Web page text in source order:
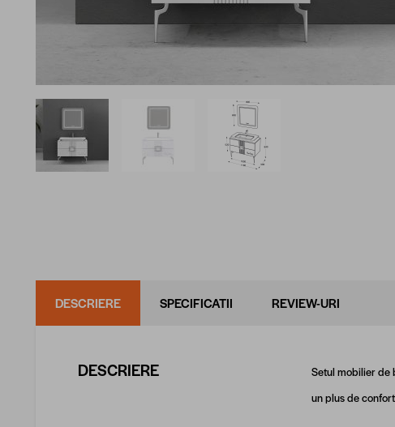
View larger imageView larger imageView larger image
DESCRIERE SPECIFICATII REVIEW-URI
DESCRIERE
Setul mobilier de
un plus de